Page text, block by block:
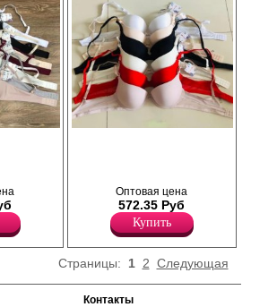
Лайкра 10%
Полиамид 55%
Хлопок 35%
Оптовая цена
572.35 Руб
Купить
Страницы: 1 2 Следующая
Контакты